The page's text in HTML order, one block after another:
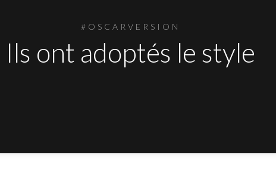
#OSCARVERSION
Ils ont adoptés le style